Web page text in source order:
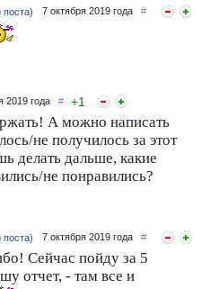
поста) 7 октября 2019 года #
2019 года # +1
А можно написать
не получилось за этот
делать дальше, какие
не понравились?
поста) 7 октября 2019 года #
Сейчас пойду за 5
отчет, - там все и